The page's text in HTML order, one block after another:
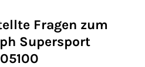
Fragen zum
Supersport